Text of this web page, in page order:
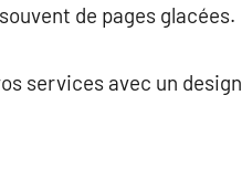
de pages glacées.
services avec un design